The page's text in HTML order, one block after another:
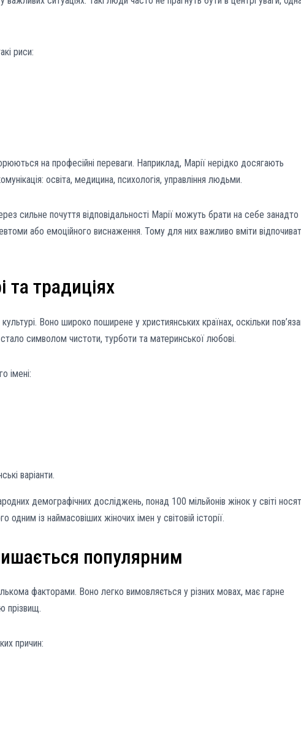
риси:
на професійні переваги. Наприклад, Марії нерідко досягають
освіта, медицина, психологія, управління людьми.
сильне почуття відповідальності Марії можуть брати на себе занадто
або емоційного виснаження. Тому для них важливо вміти
та традиціях
Воно широко поширене у християнських країнах, оскільки
символом чистоти, турботи та материнської любові.
імені:
варіанти.
демографічних досліджень, понад 100 мільйонів жінок у світі
одним із наймасовіших жіночих імен у світовій історії.
популярним
факторами. Воно легко вимовляється у різних мовах, має гарне
прізвищ.
причин: